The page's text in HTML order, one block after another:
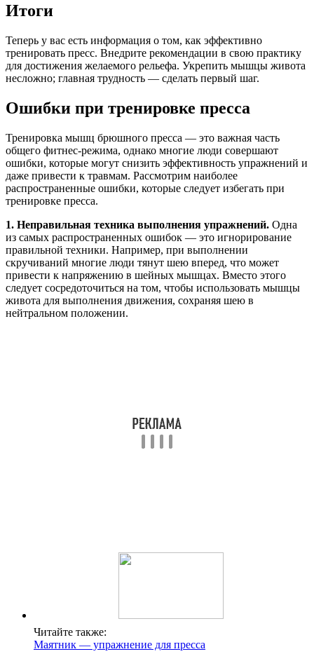
Итоги
Теперь у вас есть информация о том, как эффективно
тренировать пресс. Внедрите рекомендации в свою практику
для достижения желаемого рельефа. Укрепить мышцы живота
несложно; главная трудность — сделать первый шаг.
Ошибки при тренировке пресса
Тренировка мышц брюшного пресса — это важная часть
общего фитнес-режима, однако многие люди совершают
ошибки, которые могут снизить эффективность упражнений и
даже привести к травмам. Рассмотрим наиболее
распространенные ошибки, которые следует избегать при
тренировке пресса.
1. Неправильная техника выполнения упражнений. Одна
из самых распространенных ошибок — это игнорирование
правильной техники. Например, при выполнении
скручиваний многие люди тянут шею вперед, что может
привести к напряжению в шейных мышцах. Вместо этого
следует сосредоточиться на том, чтобы использовать мышцы
живота для выполнения движения, сохраняя шею в
нейтральном положении.
Читайте также:
Маятник — упражнение для пресса